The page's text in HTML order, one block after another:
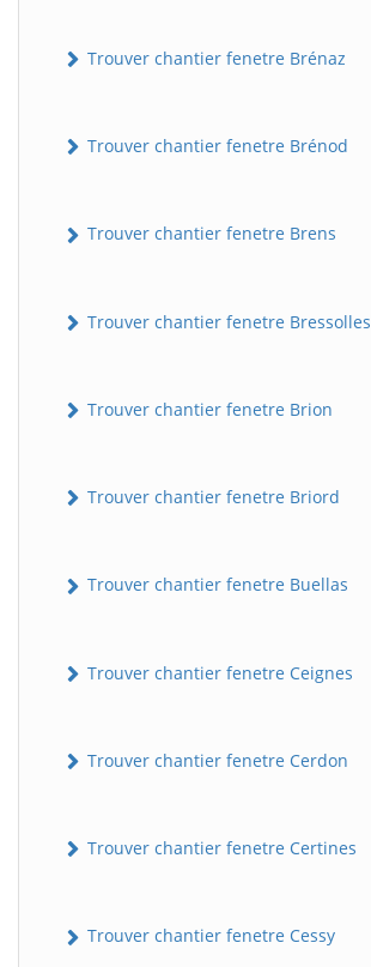
Trouver chantier fenetre Brénaz
Trouver chantier fenetre Brénod
Trouver chantier fenetre Brens
Trouver chantier fenetre Bressolles
Trouver chantier fenetre Brion
Trouver chantier fenetre Briord
Trouver chantier fenetre Buellas
Trouver chantier fenetre Ceignes
Trouver chantier fenetre Cerdon
Trouver chantier fenetre Certines
Trouver chantier fenetre Cessy